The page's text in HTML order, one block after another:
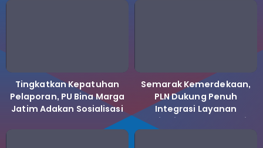
Tingkatkan Kepatuhan
Pelaporan, PU Bina Marga
Jatim Adakan Sosialisasi
Semarak Kemerdekaan,
PLN Dukung Penuh
Integrasi Layanan
Kelistrikan ke Koperasi